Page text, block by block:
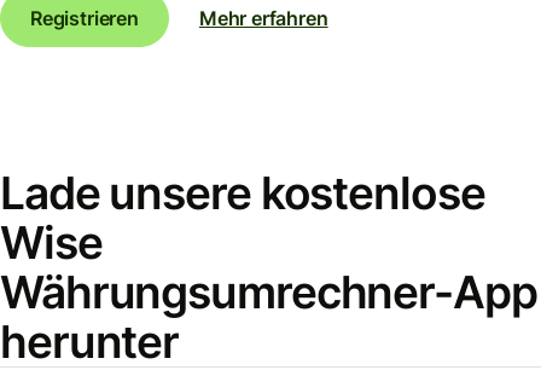
Registrieren
Mehr erfahren
Lade unsere kostenlose
Wise
Währungsumrechner-App
herunter